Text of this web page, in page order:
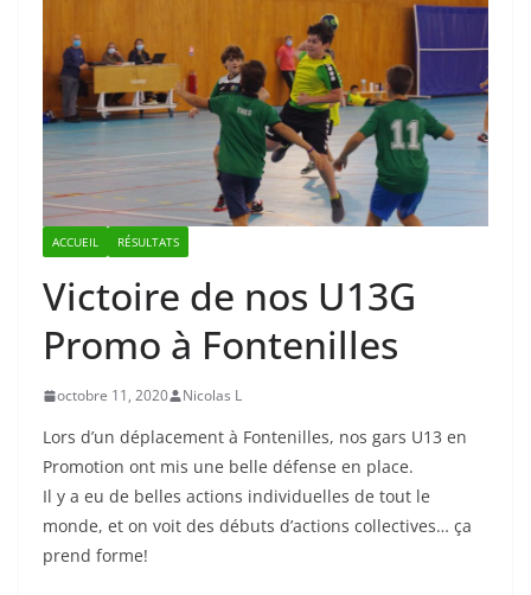
ACCUEIL RÉSULTATS
Victoire de nos U13G
Promo à Fontenilles
octobre 11, 2020 Nicolas L
Lors d’un déplacement à Fontenilles, nos gars U13 en
Promotion ont mis une belle défense en place.
Il y a eu de belles actions individuelles de tout le
monde, et on voit des débuts d’actions collectives… ça
prend forme!